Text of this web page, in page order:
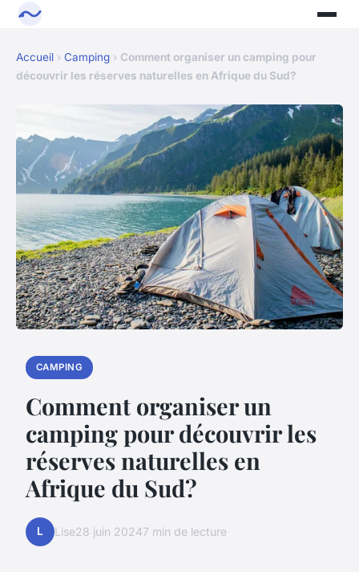
Accueil › Camping › Comment organiser un camping pour
découvrir les réserves naturelles en Afrique du Sud?
CAMPING
Comment organiser un
camping pour découvrir les
réserves naturelles en
Afrique du Sud?
L Lise28 juin 20247 min de lecture